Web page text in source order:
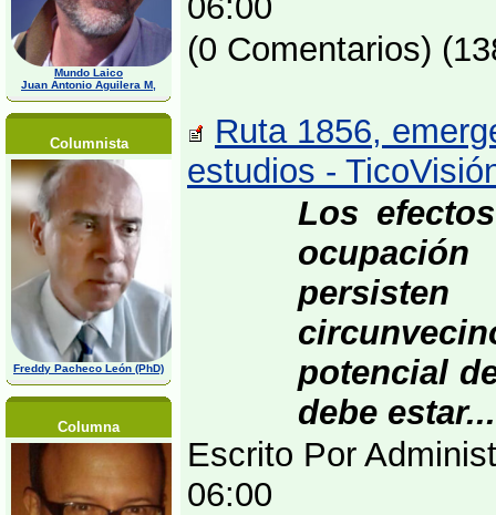
Mundo Laico
Juan Antonio Aguilera M,
Columnista
Freddy Pacheco León (PhD)
Columna
(0 Comentarios)
Ruta 1856,
estudios -
Los
potencial
debe estar...
Escrito Por
06:00